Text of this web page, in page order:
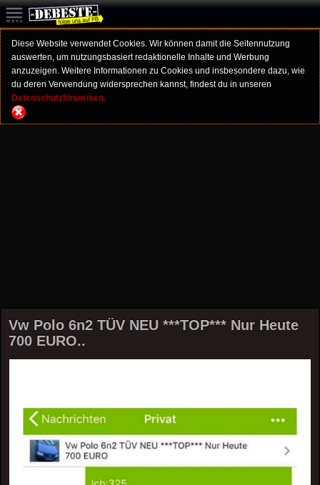
Diese Website verwendet Cookies. Wir können damit die Seitennutzung
auswerten, um nutzungsbasiert redaktionelle Inhalte und Werbung
anzuzeigen. Weitere Informationen zu Cookies und insbesondere dazu, wie
du deren Verwendung widersprechen kannst, findest du in unseren
Datenschutzhinweisen.
Vw Polo 6n2 TÜV NEU ***TOP*** Nur Heute
700 EURO..